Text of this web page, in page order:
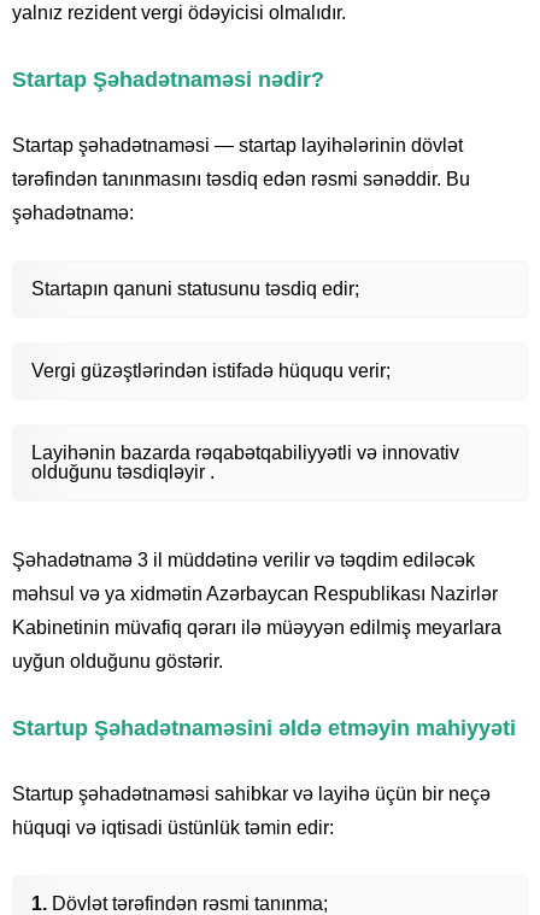
yalnız rezident vergi ödəyicisi olmalıdır.
Startap Şəhadətnaməsi nədir?
Startap şəhadətnaməsi — startap layihələrinin dövlət
tərəfindən tanınmasını təsdiq edən rəsmi sənəddir. Bu
şəhadətnamə:
Startapın qanuni statusunu təsdiq edir;
Vergi güzəştlərindən istifadə hüququ verir;
Layihənin bazarda rəqabətqabiliyyətli və innovativ
olduğunu təsdiqləyir .
Şəhadətnamə 3 il müddətinə verilir və təqdim ediləcək
məhsul və ya xidmətin Azərbaycan Respublikası Nazirlər
Kabinetinin müvafiq qərarı ilə müəyyən edilmiş meyarlara
uyğun olduğunu göstərir.
Startup Şəhadətnaməsini əldə etməyin mahiyyəti
Startup şəhadətnaməsi sahibkar və layihə üçün bir neçə
hüquqi və iqtisadi üstünlük təmin edir:
Dövlət tərəfindən rəsmi tanınma;